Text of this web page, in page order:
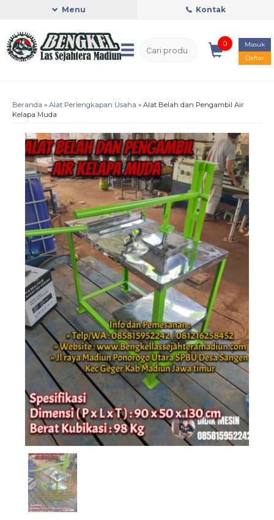
Menu Kontak
0
Masuk
Daftar
Beranda » Alat Perlengkapan Usaha » Alat Belah dan Pengambil Air
Kelapa Muda